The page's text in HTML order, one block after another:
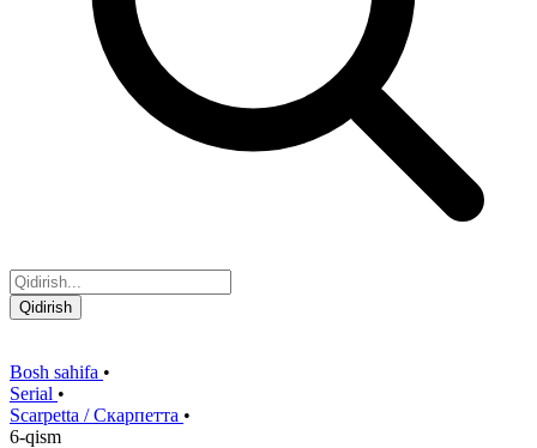
Qidirish
Bosh sahifa •
Serial •
Scarpetta / Скарпетта •
6-qism